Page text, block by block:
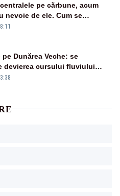
pe cărbune, acum
nevoie de ele. Cum se
în plină criză energetică
pe Dunărea Veche: se
devierea cursului fluviului
– VIDEO